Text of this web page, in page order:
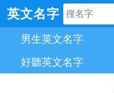
英文名字
男生英文名字
好聽英文名字